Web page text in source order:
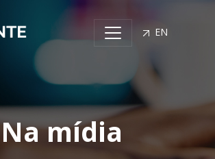
EN
Na mídia